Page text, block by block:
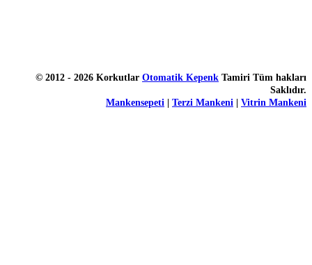
© 2012 - 2026 Korkutlar Otomatik Kepenk Tamiri Tüm hakları
Saklıdır.
Mankensepeti
Terzi Mankeni Vitrin Mankeni